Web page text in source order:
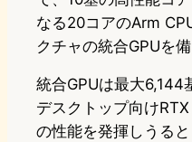
なる20コアのArm
クチャの統合GPUを
統合GPUは最大6,144
デスクトップ向け
の性能を発揮しうる